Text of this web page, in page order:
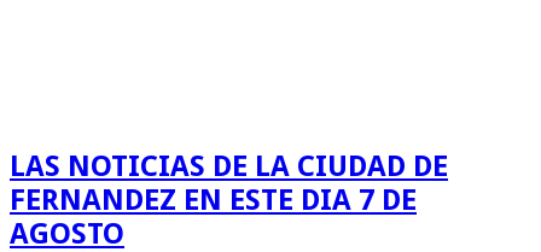
LAS NOTICIAS DE LA CIUDAD DE
FERNANDEZ EN ESTE DIA 7 DE
AGOSTO